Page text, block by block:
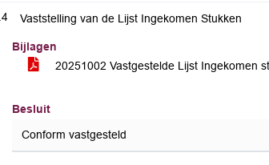
Vaststelling van de Lijst Ingekomen Stukken
Bijlagen
20251002 Vastgestelde Lijst Ingekomen
Besluit
Conform vastgesteld